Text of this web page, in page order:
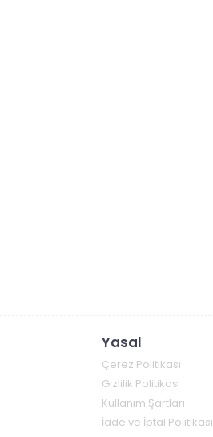
Yasal
Çerez Politikası
Gizlilik Politikası
Kullanım Şartları
İade ve İptal Politikası